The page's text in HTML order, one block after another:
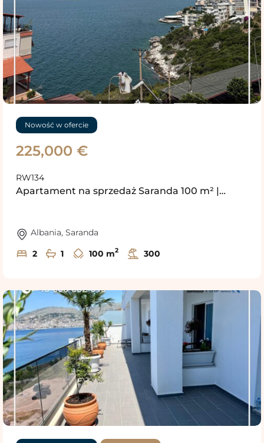
Nowość w ofercie
225,000 €
RW134
Apartament na sprzedaż Saranda 100 m² |…
Albania, Saranda
2
1 100 m2 300